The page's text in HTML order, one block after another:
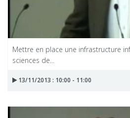
Mettre en place une infrastructure
sciences de...
13/11/2013 : 10:00 - 11:00